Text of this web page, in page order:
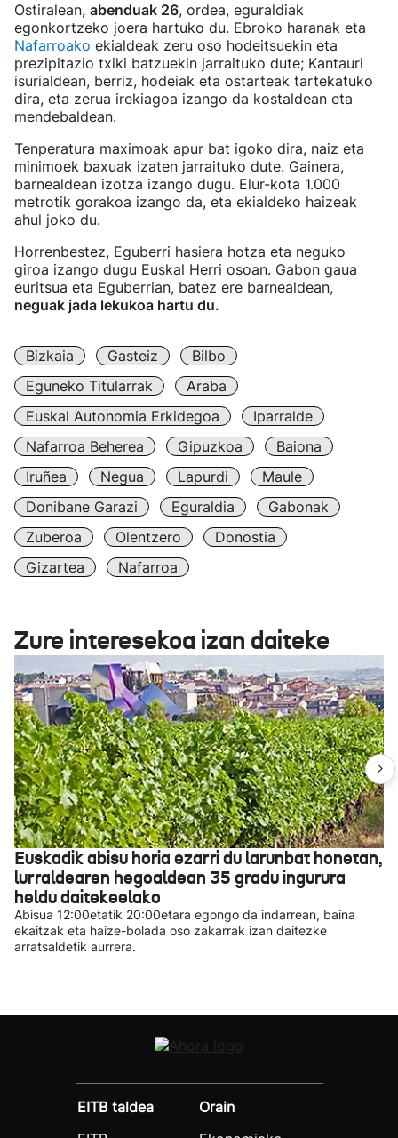
Ostiralean, abenduak 26, ordea, eguraldiak
egonkortzeko joera hartuko du. Ebroko haranak eta
Nafarroako ekialdeak zeru oso hodeitsuekin eta
prezipitazio txiki batzuekin jarraituko dute; Kantauri
isurialdean, berriz, hodeiak eta ostarteak tartekatuko
dira, eta zerua irekiagoa izango da kostaldean eta
mendebaldean.
Tenperatura maximoak apur bat igoko dira, naiz eta
minimoek baxuak izaten jarraituko dute. Gainera,
barnealdean izotza izango dugu. Elur-kota 1.000
metrotik gorakoa izango da, eta ekialdeko haizeak
ahul joko du.
Horrenbestez, Eguberri hasiera hotza eta neguko
giroa izango dugu Euskal Herri osoan. Gabon gaua
euritsua eta Eguberrian, batez ere barnealdean,
neguak jada lekukoa hartu du.
Bizkaia Gasteiz
Bilbo
Eguneko Titularrak
Araba
Euskal Autonomia Erkidegoa
Iparralde
Nafarroa Beherea
Gipuzkoa
Baiona
Iruñea
Negua Lapurdi
Maule
Donibane Garazi
Eguraldia
Gabonak
Zuberoa
Olentzero
Donostia
Gizartea
Nafarroa
Zure interesekoa izan daiteke
Euskadik abisu horia ezarri du larunbat honetan,
lurraldearen hegoaldean 35 gradu ingurura
heldu daitekeelako
Abisua 12:00etatik 20:00etara egongo da indarrean, baina
ekaitzak eta haize-bolada oso zakarrak izan daitezke
arratsaldetik aurrera.
EITB taldea
Orain